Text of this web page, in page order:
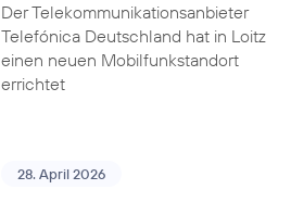
Der Telekommunikationsanbieter
Telefónica Deutschland hat in Loitz
einen neuen Mobilfunkstandort
errichtet
28. April 2026